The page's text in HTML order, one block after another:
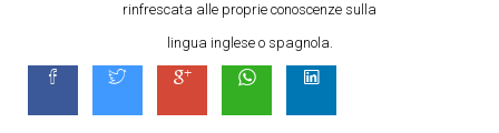
rinfrescata alle proprie conoscenze sulla
lingua inglese o spagnola.